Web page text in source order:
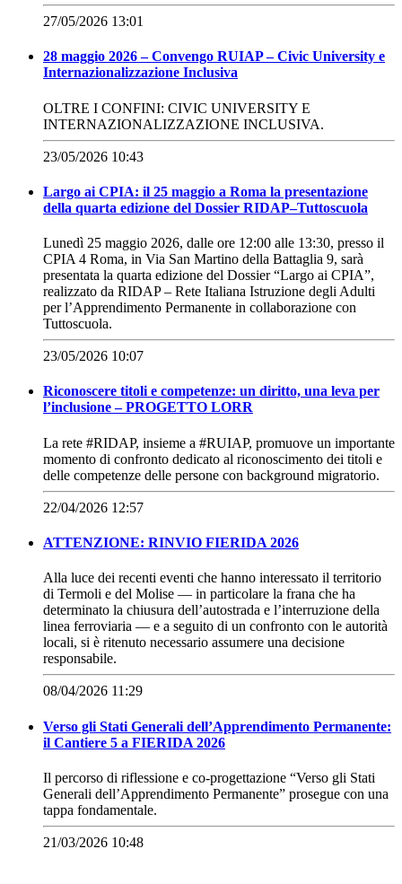
27/05/2026 13:01
28 maggio 2026 – Convengo RUIAP – Civic University e
Internazionalizzazione Inclusiva
OLTRE I CONFINI: CIVIC UNIVERSITY E
INTERNAZIONALIZZAZIONE INCLUSIVA.
23/05/2026 10:43
Largo ai CPIA: il 25 maggio a Roma la presentazione
della quarta edizione del Dossier RIDAP–Tuttoscuola
Lunedì 25 maggio 2026, dalle ore 12:00 alle 13:30, presso il
CPIA 4 Roma, in Via San Martino della Battaglia 9, sarà
presentata la quarta edizione del Dossier “Largo ai CPIA”,
realizzato da RIDAP – Rete Italiana Istruzione degli Adulti
per l’Apprendimento Permanente in collaborazione con
Tuttoscuola.
23/05/2026 10:07
Riconoscere titoli e competenze: un diritto, una leva per
l’inclusione – PROGETTO LORR
La rete #RIDAP, insieme a #RUIAP, promuove un importante
momento di confronto dedicato al riconoscimento dei titoli e
delle competenze delle persone con background migratorio.
22/04/2026 12:57
ATTENZIONE: RINVIO FIERIDA 2026
Alla luce dei recenti eventi che hanno interessato il territorio
di Termoli e del Molise — in particolare la frana che ha
determinato la chiusura dell’autostrada e l’interruzione della
linea ferroviaria — e a seguito di un confronto con le autorità
locali, si è ritenuto necessario assumere una decisione
responsabile.
08/04/2026 11:29
Verso gli Stati Generali dell’Apprendimento Permanente:
il Cantiere 5 a FIERIDA 2026
Il percorso di riflessione e co-progettazione “Verso gli Stati
Generali dell’Apprendimento Permanente” prosegue con una
tappa fondamentale.
21/03/2026 10:48